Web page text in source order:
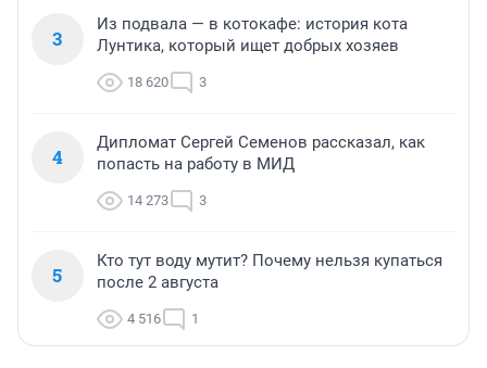
3
Из подвала — в котокафе: история кота
Лунтика, который ищет добрых хозяев
18 620 3
4
Дипломат Сергей Семенов рассказал, как
попасть на работу в МИД
14 273 3
5
Кто тут воду мутит? Почему нельзя купаться
после 2 августа
4 516 1